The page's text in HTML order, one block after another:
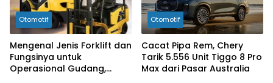
Otomotif
Mengenal Jenis Forklift dan
Fungsinya untuk
Operasional Gudang,
Otomotif
Cacat Pipa Rem, Chery
Tarik 5.556 Unit Tiggo 8 Pro
Max dari Pasar Australia